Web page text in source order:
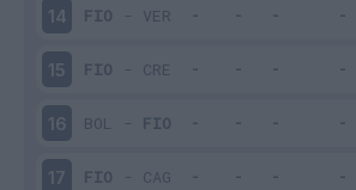
14 FIO - VER
15 FIO - CRE
16 BOL - FIO
17 FIO - CAG